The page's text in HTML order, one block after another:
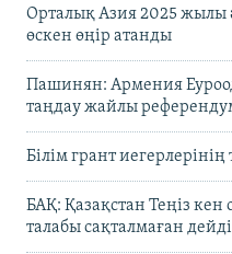
Орталық Азия 2025 жылы
өскен өңір атанды
Пашинян: Армения
таңдау жайлы
Білім грант
БАҚ: Қазақстан Теңіз
талабы сақталмаған дейді